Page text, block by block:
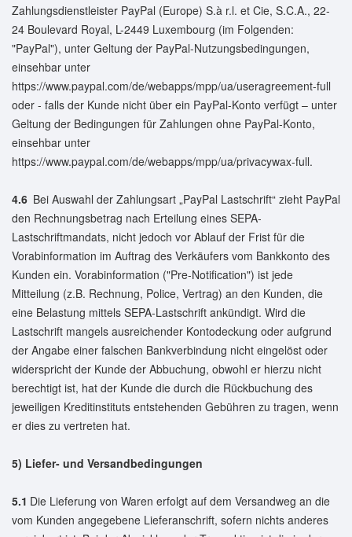
Zahlungsdienstleister PayPal (Europe) S.à r.l. et Cie, S.C.A., 22-
24 Boulevard Royal, L-2449 Luxembourg (im Folgenden:
"PayPal"), unter Geltung der PayPal-Nutzungsbedingungen,
einsehbar unter
https://www.paypal.com/de/webapps/mpp/ua/useragreement-full
oder - falls der Kunde nicht über ein PayPal-Konto verfügt – unter
Geltung der Bedingungen für Zahlungen ohne PayPal-Konto,
einsehbar unter
https://www.paypal.com/de/webapps/mpp/ua/privacywax-full.
4.6 Bei Auswahl der Zahlungsart „PayPal Lastschrift“ zieht PayPal
den Rechnungsbetrag nach Erteilung eines SEPA-
Lastschriftmandats, nicht jedoch vor Ablauf der Frist für die
Vorabinformation im Auftrag des Verkäufers vom Bankkonto des
Kunden ein. Vorabinformation ("Pre-Notification") ist jede
Mitteilung (z.B. Rechnung, Police, Vertrag) an den Kunden, die
eine Belastung mittels SEPA-Lastschrift ankündigt. Wird die
Lastschrift mangels ausreichender Kontodeckung oder aufgrund
der Angabe einer falschen Bankverbindung nicht eingelöst oder
widerspricht der Kunde der Abbuchung, obwohl er hierzu nicht
berechtigt ist, hat der Kunde die durch die Rückbuchung des
jeweiligen Kreditinstituts entstehenden Gebühren zu tragen, wenn
er dies zu vertreten hat.
5) Liefer- und Versandbedingungen
5.1 Die Lieferung von Waren erfolgt auf dem Versandweg an die
vom Kunden angegebene Lieferanschrift, sofern nichts anderes